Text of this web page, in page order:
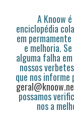
A Knoow
enciclopédia
em
e melhoria.
alguma falha
nossos
que nos informe
possamos
nos a